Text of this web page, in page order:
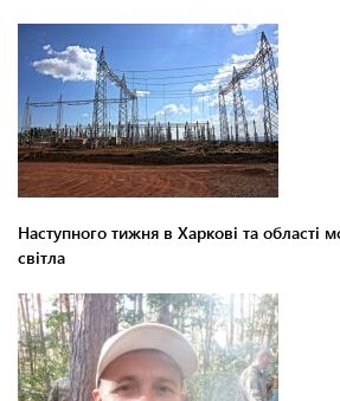
Наступного тижня в Харкові та області
світла